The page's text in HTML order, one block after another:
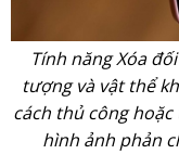
Tính năng Xóa
tượng và vật thể
cách thủ công
hình ảnh phản